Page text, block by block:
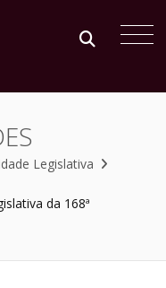
Legislativa
da 168ª